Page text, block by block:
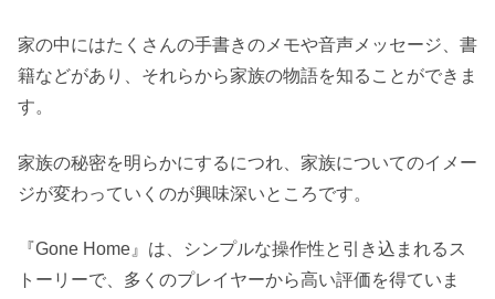
家の中にはたくさんの手書きのメモや音声メッセージ、書
籍などがあり、それらから家族の物語を知ることができま
す。
家族の秘密を明らかにするにつれ、家族についてのイメー
ジが変わっていくのが興味深いところです。
『Gone Home』は、シンプルな操作性と引き込まれるス
トーリーで、多くのプレイヤーから高い評価を得ていま